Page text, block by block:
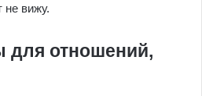
не вижу.
для отношений,